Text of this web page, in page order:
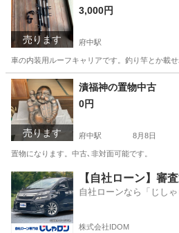
売ります
3,000円
府中駅
車の内装用ルーフキャリアです。釣り竿とか載
広島 府中市 府中駅 パーツ
売ります
漬福神の置物中古
0円
府中駅 8月8日
置物になります。中古､非対面可能です。
広島 府中市 府中駅 その他
【自社ローン】審
自社ローンなら「じし
株式会社IDOM